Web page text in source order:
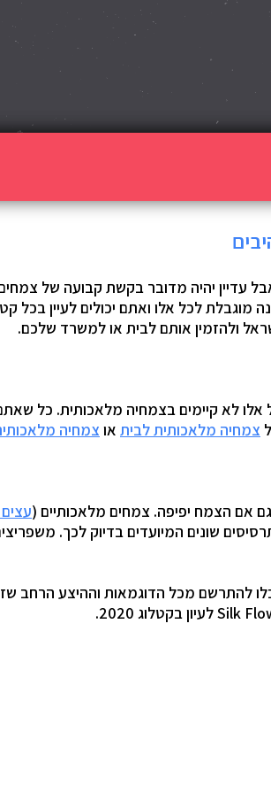
עדיין יהיה מדובר בקשת קבועה של
מוגבלת לכל אלו ואתם יכולים לעיין בכל
ולהזמין אותם לבית או למשרד שלכם.
לא קיימים בצמחיה מלאכותית. כל
צמחיה מלאכותית לבית או צמחיה
אם הצמח יפיפה. צמחים מלאכותיים (
שונים המיועדים בדיוק לכך.
להתרשם מכל הדוגמאות וההיצע הרחב